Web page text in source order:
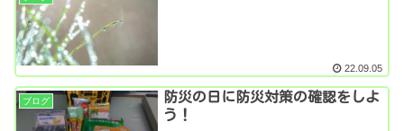
22.09.05
ブログ
防災の日に防災対策の確認をしよ
う！